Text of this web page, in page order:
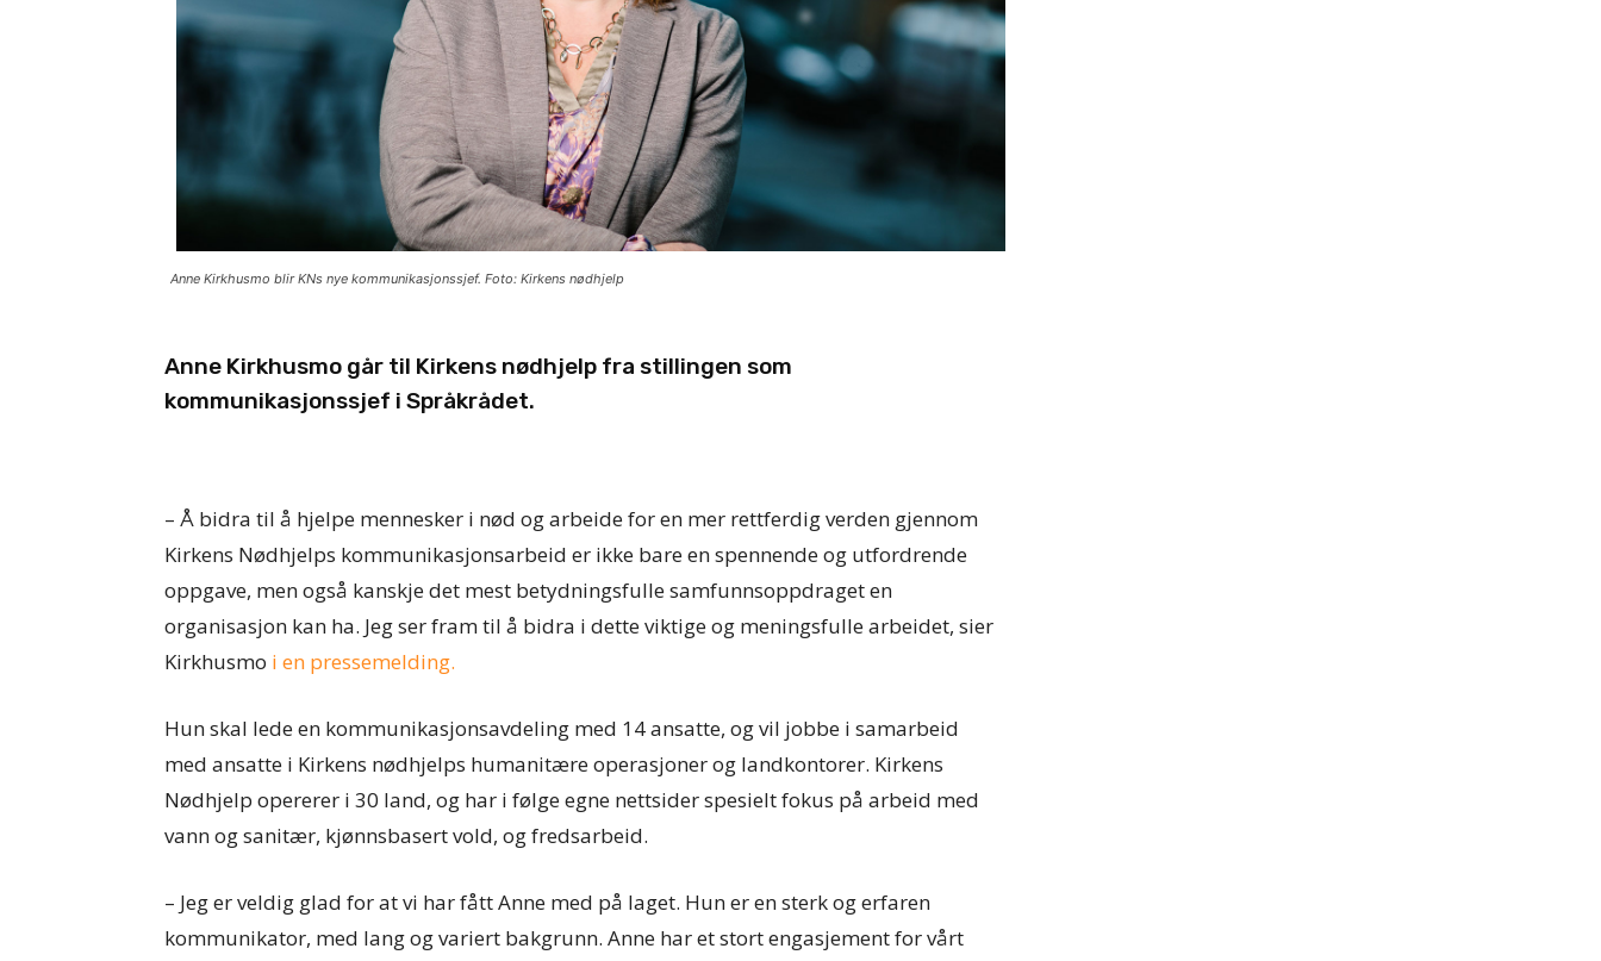
Anne Kirkhusmo blir KNs nye kommunikasjonssjef. Foto: Kirkens nødhjelp
Anne Kirkhusmo går til Kirkens nødhjelp fra stillingen som
kommunikasjonssjef i Språkrådet.
– Å bidra til å hjelpe mennesker i nød og arbeide for en mer rettferdig verden gjennom
Kirkens Nødhjelps kommunikasjonsarbeid er ikke bare en spennende og utfordrende
oppgave, men også kanskje det mest betydningsfulle samfunnsoppdraget en
organisasjon kan ha. Jeg ser fram til å bidra i dette viktige og meningsfulle arbeidet, sier
Kirkhusmo i en pressemelding.
Hun skal lede en kommunikasjonsavdeling med 14 ansatte, og vil jobbe i samarbeid
med ansatte i Kirkens nødhjelps humanitære operasjoner og landkontorer. Kirkens
Nødhjelp opererer i 30 land, og har i følge egne nettsider spesielt fokus på arbeid med
vann og sanitær, kjønnsbasert vold, og fredsarbeid.
– Jeg er veldig glad for at vi har fått Anne med på laget. Hun er en sterk og erfaren
kommunikator, med lang og variert bakgrunn. Anne har et stort engasjement for vårt